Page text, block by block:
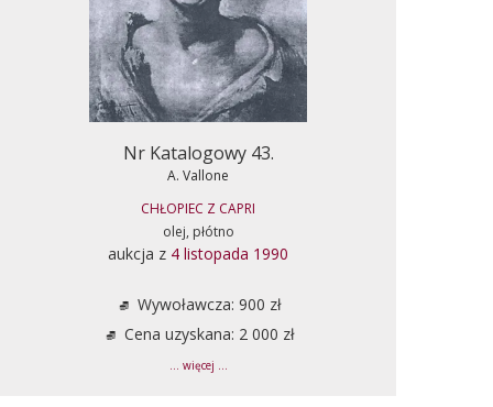
Nr Katalogowy 43.
A. Vallone
CHŁOPIEC Z CAPRI
olej, płótno
aukcja z 4 listopada 1990
Wywoławcza: 900 zł
Cena uzyskana: 2 000 zł
... więcej ...